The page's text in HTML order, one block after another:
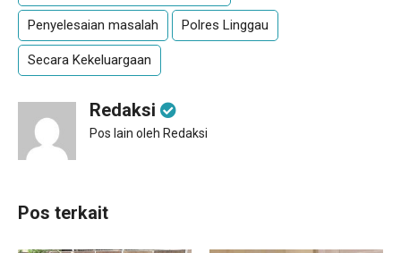
Penyelesaian masalah Polres Linggau
Secara Kekeluargaan
Redaksi
Pos lain oleh Redaksi
Pos terkait